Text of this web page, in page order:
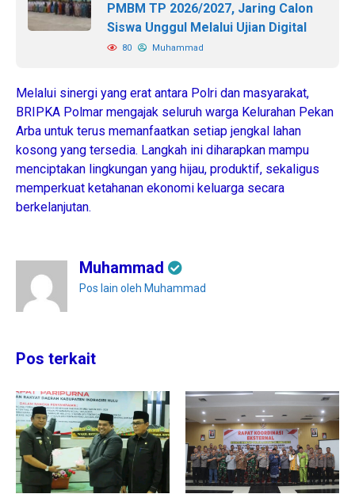
PMBM TP 2026/2027, Jaring Calon
Siswa Unggul Melalui Ujian Digital
80 Muhammad
​Melalui sinergi yang erat antara Polri dan masyarakat,
BRIPKA Polmar mengajak seluruh warga Kelurahan Pekan
Arba untuk terus memanfaatkan setiap jengkal lahan
kosong yang tersedia. Langkah ini diharapkan mampu
menciptakan lingkungan yang hijau, produktif, sekaligus
memperkuat ketahanan ekonomi keluarga secara
berkelanjutan.
Muhammad
Pos lain oleh Muhammad
Pos terkait